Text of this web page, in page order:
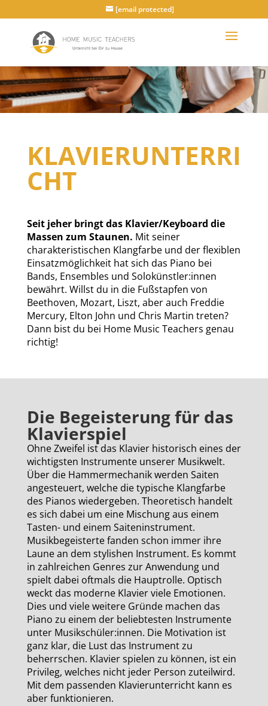
[email protected]
KLAVIERUNTERRI
CHT
Seit jeher bringt das Klavier/Keyboard die
Massen zum Staunen. Mit seiner
charakteristischen Klangfarbe und der flexiblen
Einsatzmöglichkeit hat sich das Piano bei
Bands, Ensembles und Solokünstler:innen
bewährt. Willst du in die Fußstapfen von
Beethoven, Mozart, Liszt, aber auch Freddie
Mercury, Elton John und Chris Martin treten?
Dann bist du bei Home Music Teachers genau
richtig!
Die Begeisterung für das
Klavierspiel
Ohne Zweifel ist das Klavier historisch eines der
wichtigsten Instrumente unserer Musikwelt.
Über die Hammermechanik werden Saiten
angesteuert, welche die typische Klangfarbe
des Pianos wiedergeben. Theoretisch handelt
es sich dabei um eine Mischung aus einem
Tasten- und einem Saiteninstrument.
Musikbegeisterte fanden schon immer ihre
Laune an dem stylishen Instrument. Es kommt
in zahlreichen Genres zur Anwendung und
spielt dabei oftmals die Hauptrolle. Optisch
weckt das moderne Klavier viele Emotionen.
Dies und viele weitere Gründe machen das
Piano zu einem der beliebtesten Instrumente
unter Musikschüler:innen. Die Motivation ist
ganz klar, die Lust das Instrument zu
beherrschen. Klavier spielen zu können, ist ein
Privileg, welches nicht jeder Person zuteilwird.
Mit dem passenden Klavierunterricht kann es
aber funktionieren.